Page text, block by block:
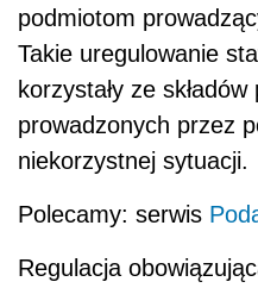
podmiotom
Takie uregulowanie
korzystały ze
prowadzonych przez
niekorzystnej sytuacji.
Polecamy: serwis
Regulacja